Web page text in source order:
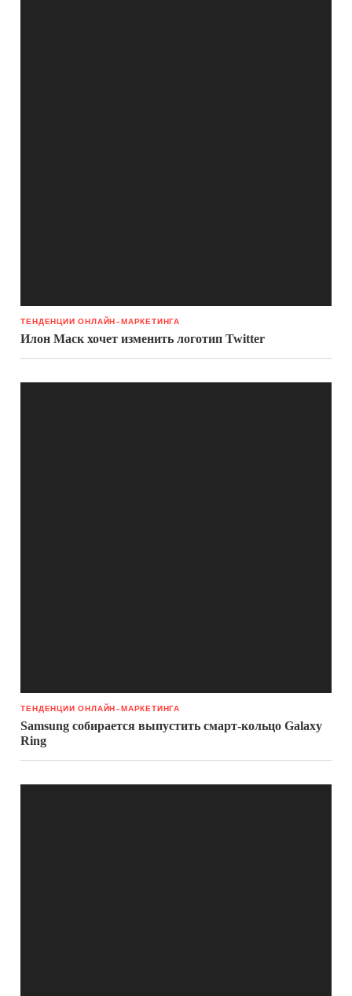
ТЕНДЕНЦИИ ОНЛАЙН-МАРКЕТИНГА
Илон Маск хочет изменить логотип Twitter
ТЕНДЕНЦИИ ОНЛАЙН-МАРКЕТИНГА
Samsung собирается выпустить смарт-кольцо Galaxy
Ring